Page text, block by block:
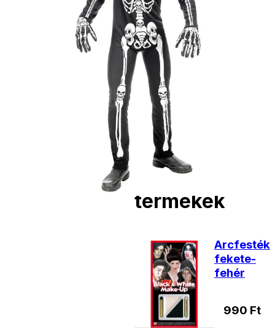
termékre
vonatkozik!
Ár
Darab
Kosárba
Szállítás:
- Csomagautomata: 1190
forinttól
- Házhozszállítás: 2190
forinttól
- Személyes átvétel:
ingyenesen
Kiegészítő
termékek
Arcfesték
fekete-
fehér
990 Ft